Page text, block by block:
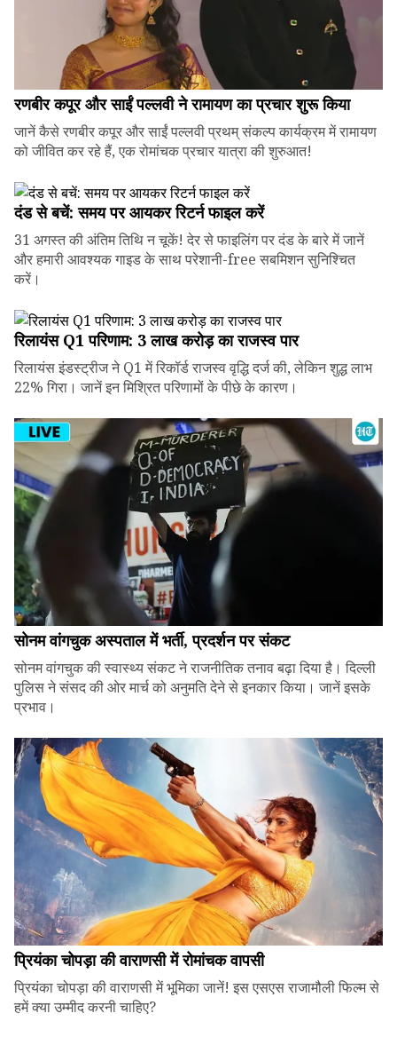
रणबीर कपूर और साईं पल्लवी ने रामायण का प्रचार शुरू किया
जानें कैसे रणबीर कपूर और साईं पल्लवी प्रथम् संकल्प कार्यक्रम में रामायण
को जीवित कर रहे हैं, एक रोमांचक प्रचार यात्रा की शुरुआत!
दंड से बचें: समय पर आयकर रिटर्न फाइल करें
31 अगस्त की अंतिम तिथि न चूकें! देर से फाइलिंग पर दंड के बारे में जानें
और हमारी आवश्यक गाइड के साथ परेशानी-free सबमिशन सुनिश्चित
करें।
रिलायंस Q1 परिणाम: ₹3 लाख करोड़ का राजस्व पार
रिलायंस इंडस्ट्रीज ने Q1 में रिकॉर्ड राजस्व वृद्धि दर्ज की, लेकिन शुद्ध लाभ
22% गिरा। जानें इन मिश्रित परिणामों के पीछे के कारण।
सोनम वांगचुक अस्पताल में भर्ती, प्रदर्शन पर संकट
सोनम वांगचुक की स्वास्थ्य संकट ने राजनीतिक तनाव बढ़ा दिया है। दिल्ली
पुलिस ने संसद की ओर मार्च को अनुमति देने से इनकार किया। जानें इसके
प्रभाव।
प्रियंका चोपड़ा की वाराणसी में रोमांचक वापसी
प्रियंका चोपड़ा की वाराणसी में भूमिका जानें! इस एसएस राजामौली फिल्म से
हमें क्या उम्मीद करनी चाहिए?